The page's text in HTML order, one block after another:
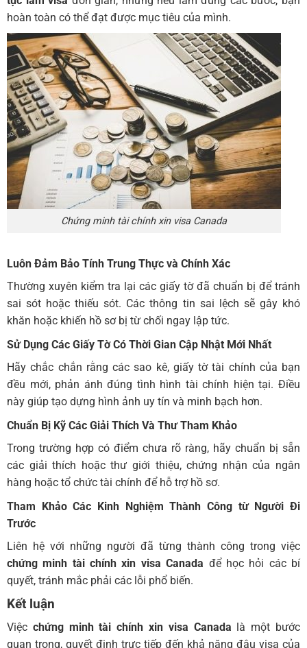
hoàn toàn có thể đạt được mục tiêu của mình.
Chứng minh tài chính xin visa Canada
Luôn Đảm Bảo Tính Trung Thực và Chính Xác
Thường xuyên kiểm tra lại các giấy tờ đã chuẩn bị để tránh
sai sót hoặc thiếu sót. Các thông tin sai lệch sẽ gây khó
khăn hoặc khiến hồ sơ bị từ chối ngay lập tức.
Sử Dụng Các Giấy Tờ Có Thời Gian Cập Nhật Mới Nhất
Hãy chắc chắn rằng các sao kê, giấy tờ tài chính của bạn
đều mới, phản ánh đúng tình hình tài chính hiện tại. Điều
này giúp tạo dựng hình ảnh uy tín và minh bạch hơn.
Chuẩn Bị Kỹ Các Giải Thích Và Thư Tham Khảo
Trong trường hợp có điểm chưa rõ ràng, hãy chuẩn bị sẵn
các giải thích hoặc thư giới thiệu, chứng nhận của ngân
hàng hoặc tổ chức tài chính để hỗ trợ hồ sơ.
Tham Khảo Các Kinh Nghiệm Thành Công từ Người Đi
Trước
Liên hệ với những người đã từng thành công trong việc
chứng minh tài chính xin visa Canada để học hỏi các bí
quyết, tránh mắc phải các lỗi phổ biến.
Kết luận
Việc chứng minh tài chính xin visa Canada là một bước
quan trọng, quyết định trực tiếp đến khả năng đậu visa của